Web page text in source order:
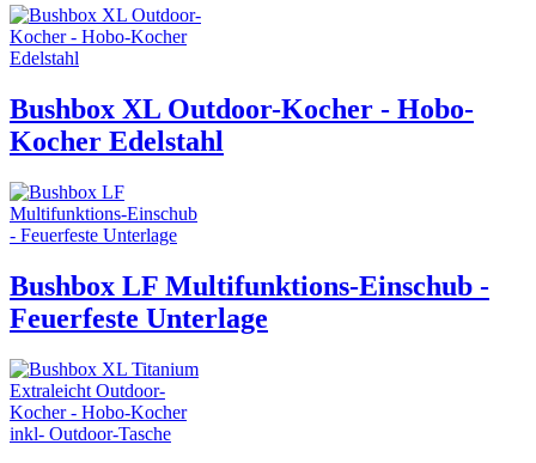
Bushbox XL Outdoor-Kocher - Hobo-
Kocher Edelstahl
Bushbox LF Multifunktions-Einschub -
Feuerfeste Unterlage